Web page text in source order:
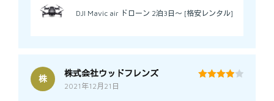
DJI Mavic air ドローン 2泊3日～ [格安レンタル]
株
株式会社ウッドフレンズ
2021年12月21日